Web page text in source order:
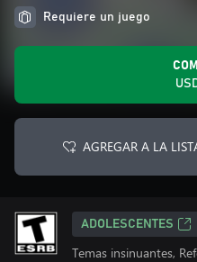
Requiere un juego
AGREGAR A LA
ADOLESCENTES
Temas insinuantes,